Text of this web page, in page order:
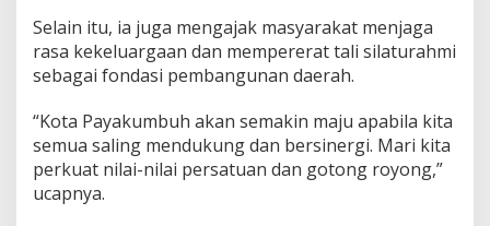
e
l
a
m
t
H
a
Selain itu, ia juga mengajak masyarakat menjaga
rasa kekeluargaan dan mempererat tali silaturahmi
sebagai fondasi pembangunan daerah.
“Kota Payakumbuh akan semakin maju apabila kita
semua saling mendukung dan bersinergi. Mari kita
perkuat nilai-nilai persatuan dan gotong royong,”
ucapnya.